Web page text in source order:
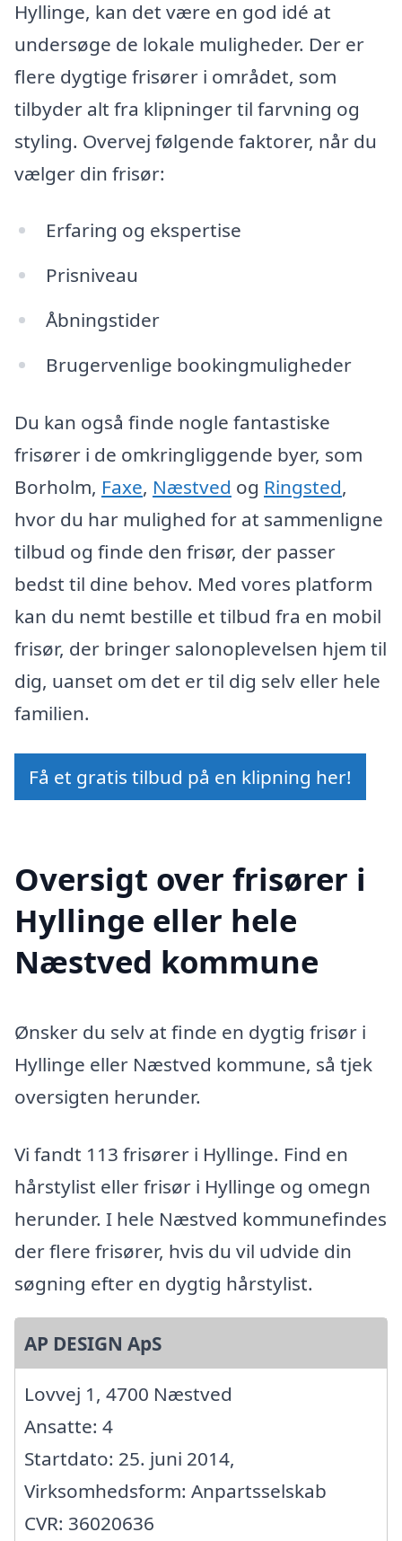
Hyllinge, kan det være en god idé at
undersøge de lokale muligheder. Der er
flere dygtige frisører i området, som
tilbyder alt fra klipninger til farvning og
styling. Overvej følgende faktorer, når du
vælger din frisør:
Erfaring og ekspertise
Prisniveau
Åbningstider
Brugervenlige bookingmuligheder
Du kan også finde nogle fantastiske
frisører i de omkringliggende byer, som
Borholm, Faxe, Næstved og Ringsted,
hvor du har mulighed for at sammenligne
tilbud og finde den frisør, der passer
bedst til dine behov. Med vores platform
kan du nemt bestille et tilbud fra en mobil
frisør, der bringer salonoplevelsen hjem til
dig, uanset om det er til dig selv eller hele
familien.
Få et gratis tilbud på en klipning her!
Oversigt over frisører i
Hyllinge eller hele
Næstved kommune
Ønsker du selv at finde en dygtig frisør i
Hyllinge eller Næstved kommune, så tjek
oversigten herunder.
Vi fandt 113 frisører i Hyllinge. Find en
hårstylist eller frisør i Hyllinge og omegn
herunder. I hele Næstved kommunefindes
der flere frisører, hvis du vil udvide din
søgning efter en dygtig hårstylist.
AP DESIGN ApS
Lovvej 1, 4700 Næstved
Ansatte: 4
Startdato: 25. juni 2014,
Virksomhedsform: Anpartsselskab
CVR: 36020636